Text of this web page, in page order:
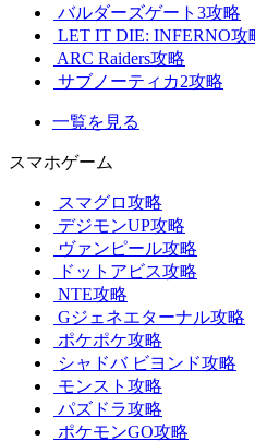
バルダーズゲート3攻略
LET IT DIE: INFERNO攻
ARC Raiders攻略
サブノーティカ2攻略
一覧を見る
スマホゲーム
スマグロ攻略
デジモンUP攻略
ヴァンピール攻略
ドットアビス攻略
NTE攻略
Gジェネエターナル攻略
ポケポケ攻略
シャドバ ビヨンド攻略
モンスト攻略
パズドラ攻略
ポケモンGO攻略